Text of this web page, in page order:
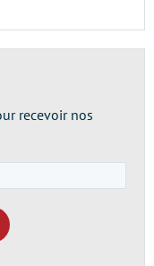
recevoir nos